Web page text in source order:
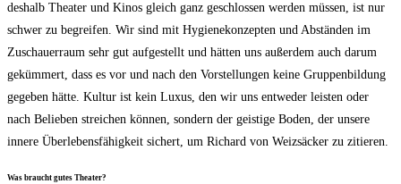
des­halb Thea­ter und Kinos gleich ganz geschlos­sen wer­den müs­sen, ist nur
schwer zu begrei­fen. Wir sind mit Hygie­ne­kon­zep­ten und Abstän­den im
Zuschau­er­raum sehr gut auf­ge­stellt und hät­ten uns außer­dem auch dar­um
geküm­mert, dass es vor und nach den Vor­stel­lun­gen kei­ne Grup­pen­bil­dung
gege­ben hät­te. Kul­tur ist kein Luxus, den wir uns ent­we­der leis­ten oder
nach Belie­ben strei­chen kön­nen, son­dern der geis­ti­ge Boden, der unse­re
inne­re Über­le­bens­fä­hig­keit sichert, um Richard von Weiz­sä­cker zu zitieren.
Was braucht gutes Theater?